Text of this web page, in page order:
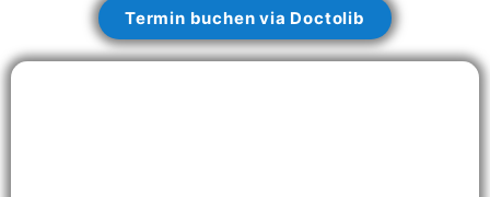
Termin buchen via Doctolib